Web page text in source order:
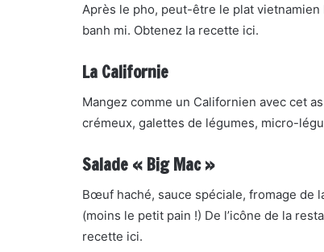
Après le pho, peut-être le plat
banh mi. Obtenez la recette ici.
La Californie
Mangez comme un Californien avec cet
crémeux, galettes de légumes, micro-
Salade « Big Mac »
Bœuf haché, sauce spéciale, fromage de
(moins le petit pain !) De l’icône de la
recette ici.